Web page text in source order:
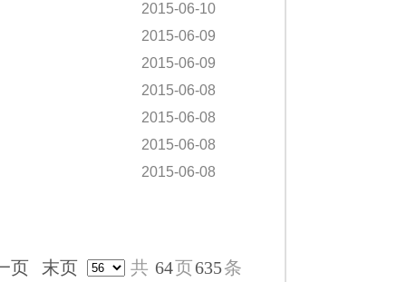
2015-06-10
2015-06-09
2015-06-09
2015-06-08
2015-06-08
2015-06-08
2015-06-08
页 末页 共 64页635条